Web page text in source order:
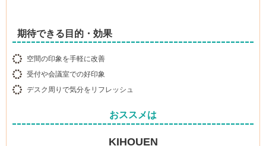
期待できる目的・効果
空間の印象を手軽に改善
受付や会議室での好印象
デスク周りで気分をリフレッシュ
おススメは
KIHOUEN